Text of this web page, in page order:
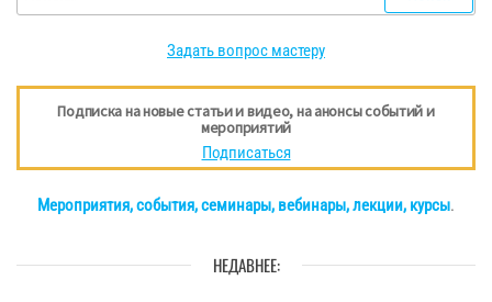
Задать вопрос мастеру
Подписка на новые статьи и видео, на анонсы событий и
мероприятий
Подписаться
Мероприятия, события, семинары, вебинары, лекции, курсы.
НЕДАВНЕЕ: